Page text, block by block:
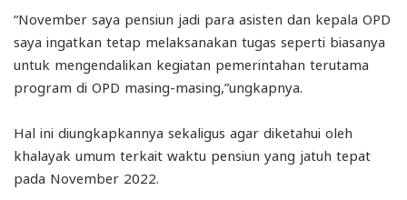
“November saya pensiun jadi para asisten dan kepala OPD
saya ingatkan tetap melaksanakan tugas seperti biasanya
untuk mengendalikan kegiatan pemerintahan terutama
program di OPD masing-masing,”ungkapnya.
Hal ini diungkapkannya sekaligus agar diketahui oleh
khalayak umum terkait waktu pensiun yang jatuh tepat
pada November 2022.